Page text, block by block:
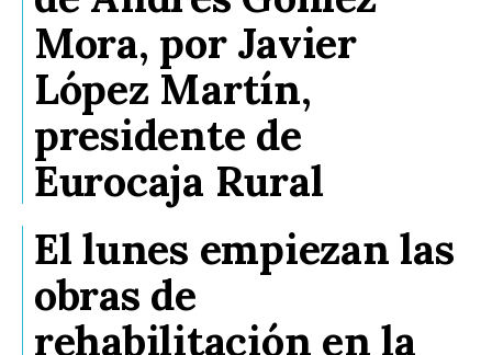
Mora, por Javier
López Martín,
presidente de
Eurocaja Rural
El lunes empiezan las
obras de
rehabilitación en la